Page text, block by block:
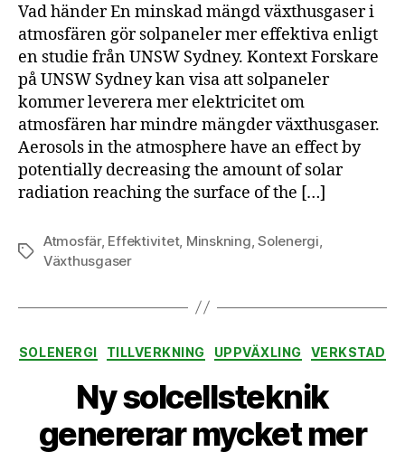
Vad händer En minskad mängd växthusgaser i
atmosfären gör solpaneler mer effektiva enligt
en studie från UNSW Sydney. Kontext Forskare
på UNSW Sydney kan visa att solpaneler
kommer leverera mer elektricitet om
atmosfären har mindre mängder växthusgaser.
Aerosols in the atmosphere have an effect by
potentially decreasing the amount of solar
radiation reaching the surface of the […]
Etiketter
Atmosfär, Effektivitet, Minskning ,Solenergi
Växthusgaser
Kategorier
SOLENERGI TILLVERKNING UPPVÄXLING VERKSTAD
Ny solcellsteknik
genererar mycket mer